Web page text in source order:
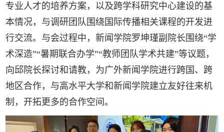
专业人才的培养方案，以及跨学科研究中心建设的基
本情况，与调研团队围绕国际传播相关课程的开发进
行交流。与会过程中，新闻学院罗坤瑾副院长围绕“学
术深造”“暑期联合办学”“教师团队学术共建”等议题，
向邱院长探讨和请教，为广外新闻学院进行跨国、跨
地区合作，与高水平大学和新闻学院建立友好往来机
制，开拓更多的合作空间。